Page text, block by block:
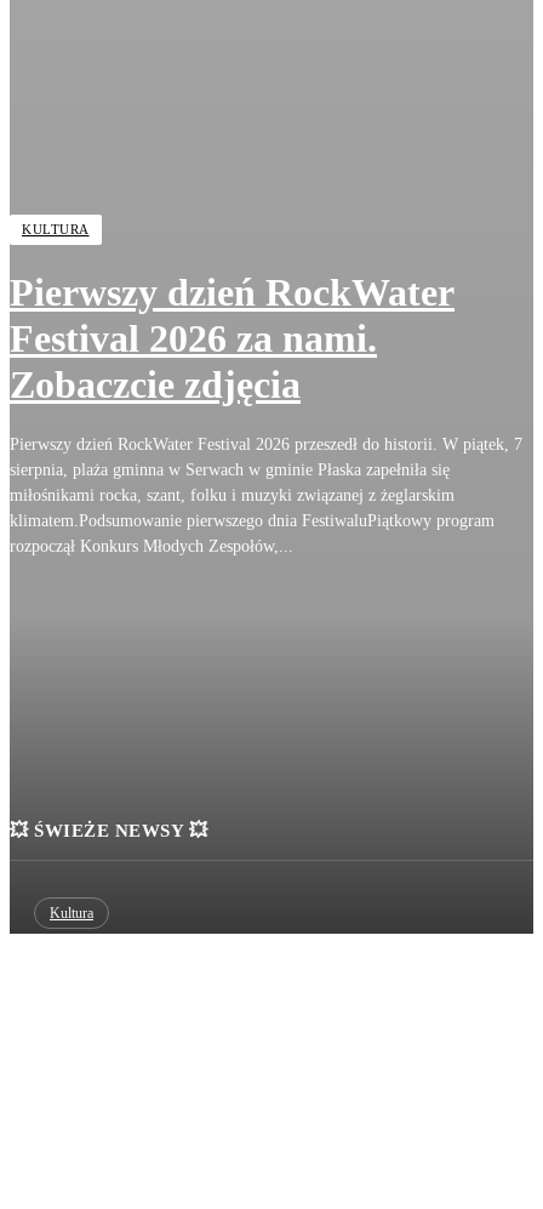
KULTURA
Pierwszy dzień RockWater
Festival 2026 za nami.
Zobaczcie zdjęcia
Pierwszy dzień RockWater Festival 2026 przeszedł do historii. W piątek, 7
sierpnia, plaża gminna w Serwach w gminie Płaska zapełniła się
miłośnikami rocka, szant, folku i muzyki związanej z żeglarskim
klimatem.Podsumowanie pierwszego dnia FestiwaluPiątkowy program
rozpoczął Konkurs Młodych Zespołów,...
💥 ŚWIEŻE NEWSY 💥
Kultura